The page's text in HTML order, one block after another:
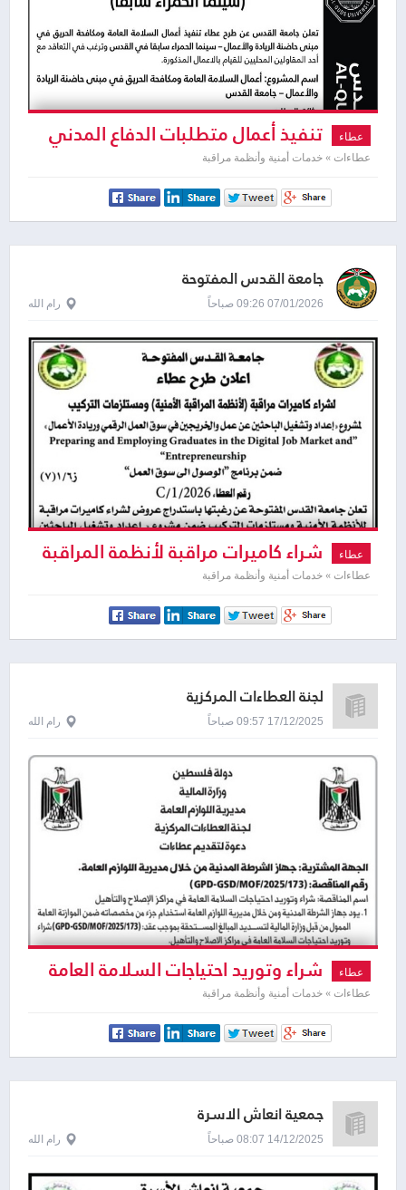
عطاء تنفيذ أعمال متطلبات الدفاع المدني
للسلامة العامة
عطاءات » خدمات أمنية وأنظمة مراقبة
جامعة القدس المفتوحة
07/01/2026 09:26 صباحاً رام الله
عطاء شراء كاميرات مراقبة لأنظمة المراقبة
الأمنية ومستلزمات التركيب
عطاءات » خدمات أمنية وأنظمة مراقبة
لجنة العطاءات المركزية
17/12/2025 09:57 صباحاً رام الله
عطاء شراء وتوريد احتياجات السلامة العامة
في مراكز الإصلاح والتأهيل
عطاءات » خدمات أمنية وأنظمة مراقبة
جمعية انعاش الاسرة
14/12/2025 08:07 صباحاً رام الله